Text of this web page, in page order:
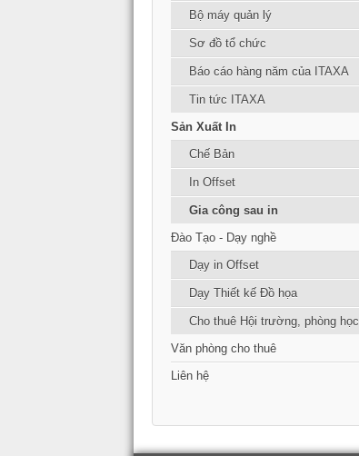
Bộ máy quản lý
Sơ đồ tổ chức
Báo cáo hàng năm của ITAXA
Tin tức ITAXA
Sản Xuất In
Chế Bản
In Offset
Gia công sau in
Đào Tạo - Dạy nghề
Dạy in Offset
Dạy Thiết kế Đồ họa
Cho thuê Hội trường, phòng học
Văn phòng cho thuê
Liên hệ